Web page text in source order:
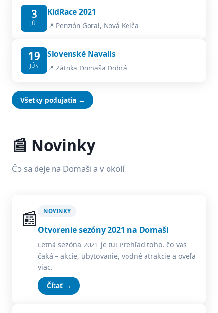
3
JÚL
KidRace 2021
📍 Penzión Goral, Nová Kelča
19
JÚN
Slovenské Navalis
📍 Zátoka Domaša Dobrá
Všetky podujatia →
📰 Novinky
Čo sa deje na Domaši a v okolí
📰 NOVINKY
Otvorenie sezóny 2021 na Domaši
Letná sezóna 2021 je tu! Prehľad toho, čo vás
čaká – akcie, ubytovanie, vodné atrakcie a oveľa
viac.
Čítať →